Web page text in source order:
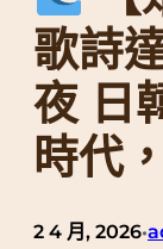
歌詩
夜 日
時代
2 4 月, 2026•